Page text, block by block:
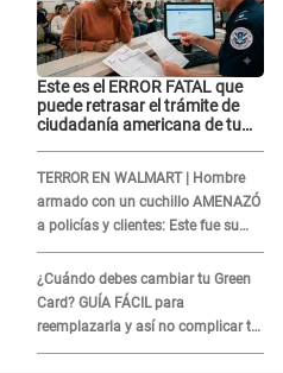
Este es el ERROR FATAL que
puede retrasar el trámite de
ciudadanía americana de tu
TERROR EN WALMART | Hombre
armado con un cuchillo AMENAZÓ
a policías y clientes: Este fue su
INSÓLITO FINAL
¿Cuándo debes cambiar tu Green
Card? GUÍA FÁCIL para
reemplazarla y así no complicar tu
proceso migratorio